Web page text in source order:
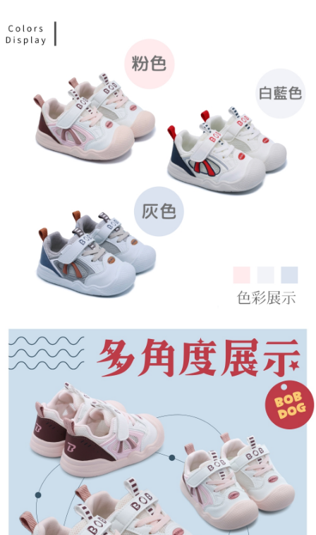
【注意事項】
１．透過由恩沛科技股份有限公司提供之「AFTEE先享後付」服務完成之交
易，需依本服務之必要範圍內提供個人資料，並將交易相關給付款項請求債
權轉讓予恩沛科技股份有限公司。
２．關於個人資料處理事宜，請瀏覽以下網址：
https://aftee.tw/terms/#terms3
３．未成年的使用者請事先徵得法定代理人或監護人之同意方可使用
「AFTEE先享後付」，若未經同意申辦者引起之損失，本公司不負相關責
４．使用「AFTEE先享後付」時，將依據個別帳號之用戶狀況，依本公司即
時審查核予不同之上限額度；若仍有額度不足之情形，本公司將視審查結果
５．嚴禁一人註冊多個帳號或使用他人資訊註冊。若發現惡意使用之情形，
恩沛科技股份有限公司將有權停止該用戶之使用額度並採取法律行動。
宅配
每筆NT$100，滿NT$999(含以上)免運費